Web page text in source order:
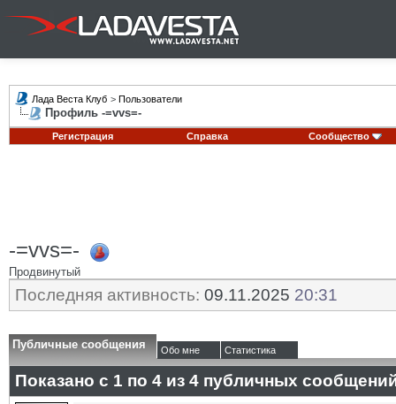
Лада Веста Клуб > Пользователи
Профиль -=vvs=-
Регистрация Справка Сообщество
-=vvs=-
Продвинутый
Последняя активность: 09.11.2025 20:31
Публичные сообщения Обо мне Статистика
Показано с 1 по 4 из 4 публичных